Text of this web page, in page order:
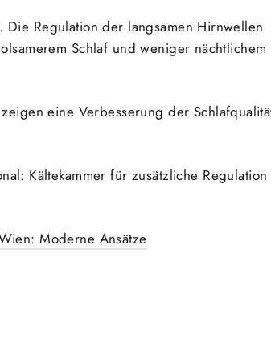
Die Regulation der langsamen Hirnwellen
Schlaf und weniger nächtlichem
eine Verbesserung der
Kältekammer für zusätzliche
Moderne Ansätze